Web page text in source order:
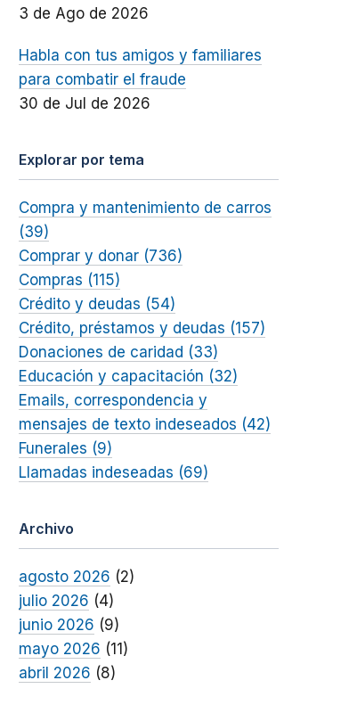
3 de Ago de 2026
Habla con tus amigos y familiares
para combatir el fraude
30 de Jul de 2026
Explorar por tema
Compra y mantenimiento de carros
(39)
Comprar y donar (736)
Compras (115)
Crédito y deudas (54)
Crédito, préstamos y deudas (157)
Donaciones de caridad (33)
Educación y capacitación (32)
Emails, correspondencia y
mensajes de texto indeseados (42)
Funerales (9)
Llamadas indeseadas (69)
Archivo
agosto 2026 (2)
julio 2026 (4)
junio 2026 (9)
mayo 2026 (11)
abril 2026 (8)